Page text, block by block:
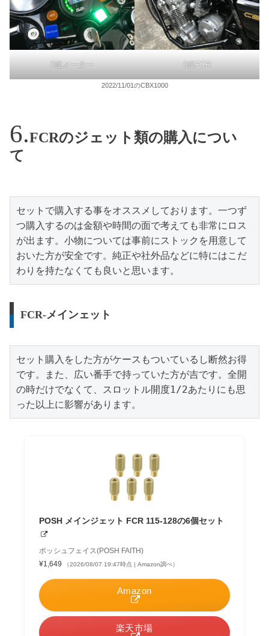
3連メーター 6連FCR
2022/11/01のCBX1000
FCRのジェット類の購入につい
て
セットで購入する事をオススメしております。一つず
つ購入するのは金額や時間の面で考えても非常にロス
が出ます。小物については事前にストックを用意して
おいた方が安全です。純正や社外品などに特にはこだ
わりを持たなくても良いと思います。
FCR-メインェット
セット購入をした方がケースもついているし断然お得
です。また、広い番手で持っていた方が吉です。全開
の時だけでなくて、スロットル開度1/2あたりにも思
った以上に影響があります。
POSH メインジェット FCR 115-128の6個セット
ポッシュフェイス(POSH FAITH)
¥1,649
（2026/08/07 19:47時点 | Amazon調べ）
Amazon
楽天市場